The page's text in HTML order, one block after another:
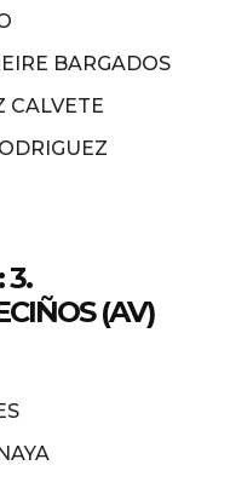
BARGADOS
CALVETE
3.
(AV)